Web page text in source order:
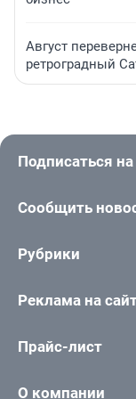
Август
ретроградный
Подписаться
Сообщить
Рубрики
Реклама на
Прайс-лист
О компании